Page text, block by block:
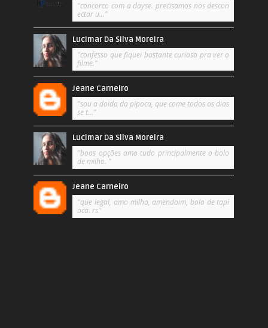
"concorco com a dayse. precisamos nos descon
ectar u..."
Lucimar Da Silva Moreira
"confesso que fiquei bastante curiosa pra ver o
filme."
Jeane Carneiro
"sou a doida da pipoca, que come todos os dias
se t..."
Lucimar Da Silva Moreira
"boas opções amo tudo principalmente o bolo
de milho. "
Jeane Carneiro
"que legal, amo milho, amendoim, bolo de tapi
oca. rs"